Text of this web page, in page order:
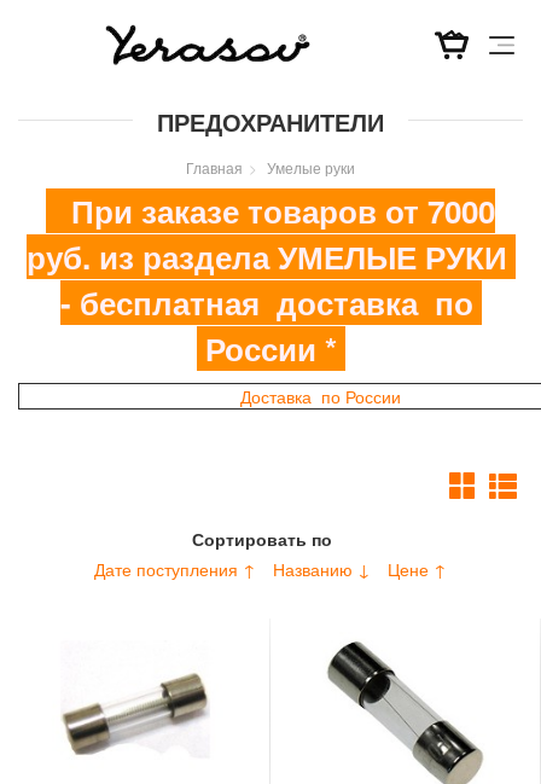
ПРЕДОХРАНИТЕЛИ
Главная Умелые руки
При заказе товаров от 7000
руб. из раздела УМЕЛЫЕ РУКИ
- бесплатная доставка по
России *
Доставка по России
Сортировать по
Дате поступления ↑
Названию ↓ Цене ↑